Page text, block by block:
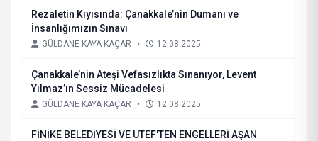
Rezaletin Kıyısında: Çanakkale’nin Dumanı ve
İnsanlığımızın Sınavı
GÜLDANE KAYA KAÇAR • 12.08.2025
Çanakkale’nin Ateşi Vefasızlıkta Sınanıyor, Levent
Yılmaz’ın Sessiz Mücadelesi
GÜLDANE KAYA KAÇAR • 12.08.2025
FİNİKE BELEDİYESİ VE UTEF'TEN ENGELLERİ AŞAN